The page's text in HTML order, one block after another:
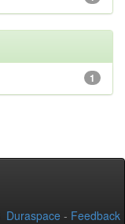
1
Duraspace - Feedback